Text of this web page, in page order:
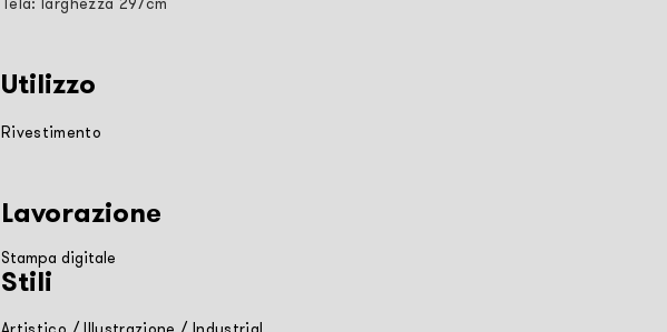
Tela: larghezza 297cm
Utilizzo
Rivestimento
Lavorazione
Stampa digitale
Stili